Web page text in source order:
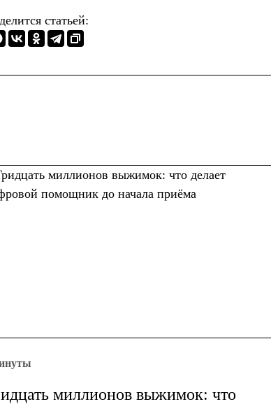
статьей:
миллионов выжимок: что